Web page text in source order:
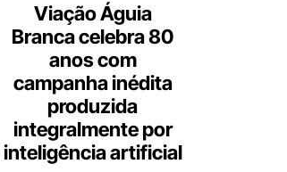
Viação Águia
Branca celebra 80
anos com
campanha inédita
produzida
integralmente por
inteligência artificial